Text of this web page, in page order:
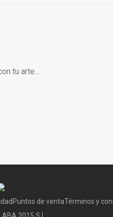
tu arte…
Puntos de ventaTérminos y